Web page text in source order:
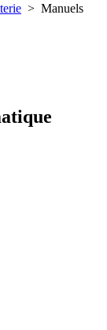
> Manuels